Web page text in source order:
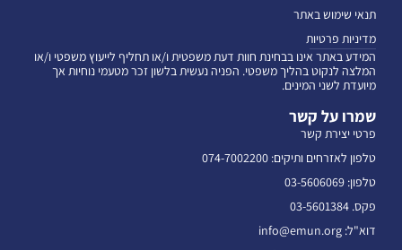
תנאי שימוש באתר
מדיניות פרטיות
המידע באתר אינו בבחינת חוות דעת משפטית ו/או תחליף לייעוץ משפטי ו/או
המלצה לנקוט בהליך משפטי. הפניה נעשית בלשון זכר מטעמי נוחיות אך
מיועדת לשני המינים.
שמרו על קשר
פרטי יצירת קשר
טלפון לאזרחים ותיקים: 074-7002200
טלפון: 03-5606069
פקס. 03-5601384
דוא"ל: info@emun.org